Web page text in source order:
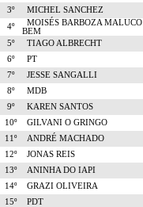
3º
MICHEL SANCHEZ
4º
MOISÉS BARBOZA
BEM
5º
TIAGO ALBRECHT
6º
PT
7º
JESSE SANGALLI
8º
MDB
9º
KAREN SANTOS
10º
GILVANI O GRINGO
11º
ANDRÉ MACHADO
12º
JONAS REIS
13º
ANINHA DO IAPI
14º
GRAZI OLIVEIRA
15º
PDT